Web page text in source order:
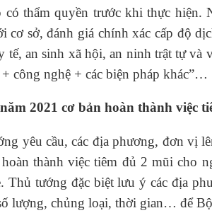
có thẩm quyền trước khi thực hiện.
cơ sở, đánh giá chính xác cấp độ
tế, an sinh xã hội, an ninh trật tự và
công nghệ + các biện pháp khác”…
2021 cơ bản hoàn thành việc
yêu cầu, các địa phương, đơn vị
thành việc tiêm đủ 2 mũi cho
Thủ tướng đặc biệt lưu ý các địa
lượng, chủng loại, thời gian… để